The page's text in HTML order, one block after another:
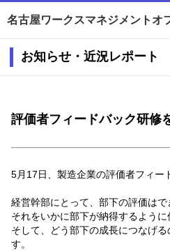
名古屋ワークスマネジメントオ
お知らせ・近況レポート
評価者フィードバック研修
5月17日、製造企業の評価者フィー
経営幹部にとって、部下の評価はで
それをいかに部下が納得するように
そして、どう部下の成長につなげ
す。